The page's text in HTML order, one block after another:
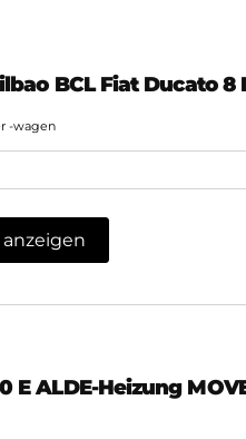
BCL Fiat Ducato 8
-wagen
E ALDE-Heizung